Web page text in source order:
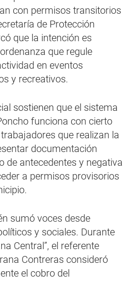
con permisos transitorios
de Protección
que la intención es
que regule
en eventos
y recreativos.
sostienen que el sistema
funciona con cierto
que realizan la
documentación
de antecedentes y negativa
a permisos provisorios
sumó voces desde
y sociales. Durante
Central”, el referente
Contreras consideró
el cobro del